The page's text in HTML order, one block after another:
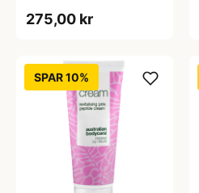
275,00 kr
SPAR 10%